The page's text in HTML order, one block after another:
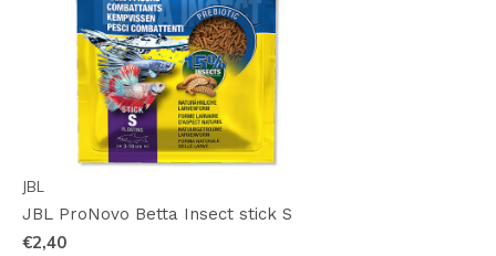
JBL
JBL ProNovo Betta Insect stick S
€2,40